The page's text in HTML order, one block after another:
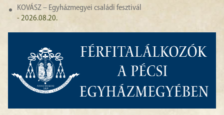
KOVÁSZ – Egyházmegyei családi fesztivál
- 2026.08.20.